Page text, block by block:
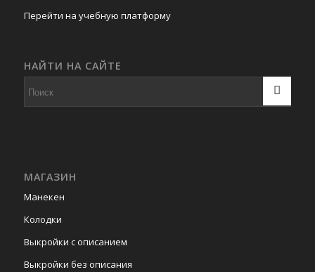
Перейти на учебную платформу
НАЙТИ НА САЙТЕ
МАГАЗИН
Манекен
Колодки
Выкройки с описанием
Выкройки без описания